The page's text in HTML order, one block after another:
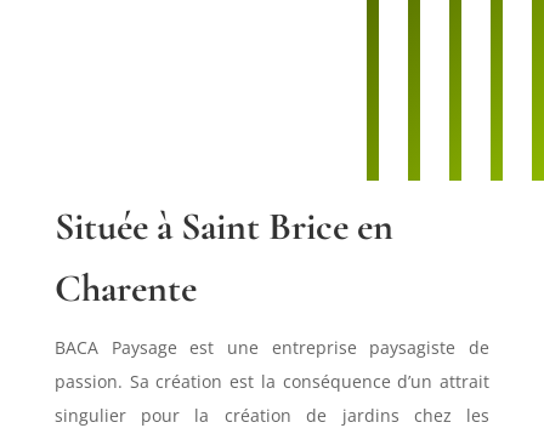
Située à Saint Brice en
Charente
BACA Paysage est une entreprise paysagiste de
passion. Sa création est la conséquence d’un attrait
singulier pour la création de jardins chez les